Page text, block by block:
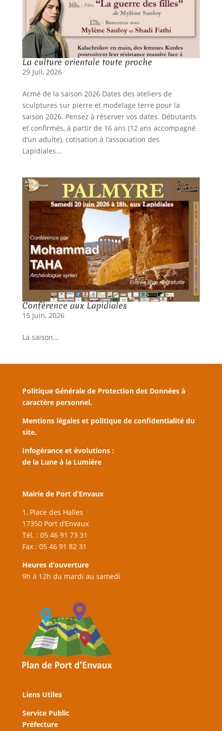
La culture orientale toute proche
29 Juil, 2026
Acmé de la saison 2026 Dates des ateliers de
sculptures sur pierre et modelage terre pour la
saison 2026. Pensez à réserver vos dates. Débutants
et confirmés, à partir de 16 ans (12 ans accompagné
d’un adulte), cotisation à l’association des
Lapidiales...
Conférence aux Lapidiales
15 Juin, 2026
La saison...
Politique Générale de Protection des Données à
caractère personnel.
Mentions légales et politique de confidentialité du
site.
Infogérance et évolutions :
de la Lune à la Lumière
Mairie de Port d’Envaux
1, Place des Halles
17350 Port d’Envaux
Tél. : 05 46 91 73 31
Fax : 05 46 91 82 31
Heures d’ouverture
9h à 12h du mardi au samedi
Liens Utiles
Service Public
Préfecture